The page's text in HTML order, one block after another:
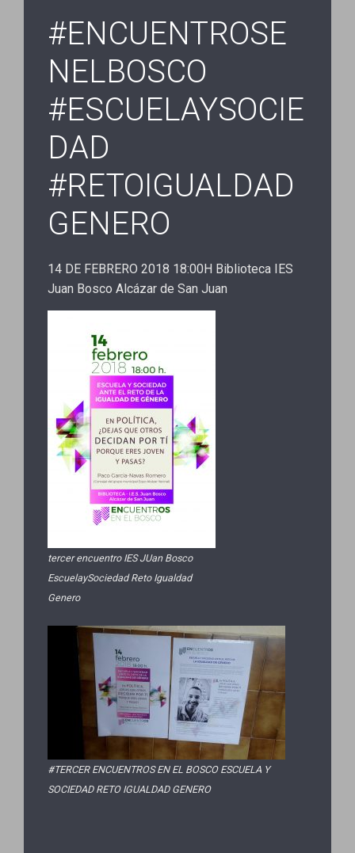
#ENCUENTROSE
NELBOSCO
#ESCUELAYSOCIE
DAD
#RETOIGUALDAD
GENERO
14 DE FEBRERO 2018 18:00H Biblioteca IES
Juan Bosco Alcázar de San Juan
tercer encuentro IES JUan Bosco
EscuelaySociedad Reto Igualdad
Genero
#TERCER ENCUENTROS EN EL BOSCO ESCUELA Y
SOCIEDAD RETO IGUALDAD GENERO